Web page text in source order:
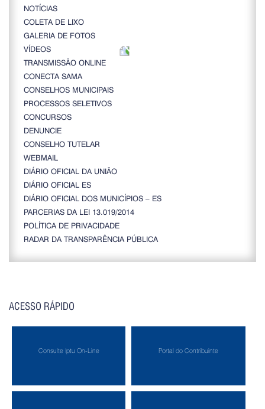
NOTÍCIAS
COLETA DE LIXO
GALERIA DE FOTOS
VÍDEOS
TRANSMISSÃO ONLINE
CONECTA SAMA
CONSELHOS MUNICIPAIS
PROCESSOS SELETIVOS
CONCURSOS
DENUNCIE
CONSELHO TUTELAR
WEBMAIL
DIÁRIO OFICIAL DA UNIÃO
DIÁRIO OFICIAL ES
DIÁRIO OFICIAL DOS MUNICÍPIOS – ES
PARCERIAS DA LEI 13.019/2014
POLÍTICA DE PRIVACIDADE
RADAR DA TRANSPARÊNCIA PÚBLICA
ACESSO RÁPIDO
Consulte Iptu On-Line Portal do Contribuinte